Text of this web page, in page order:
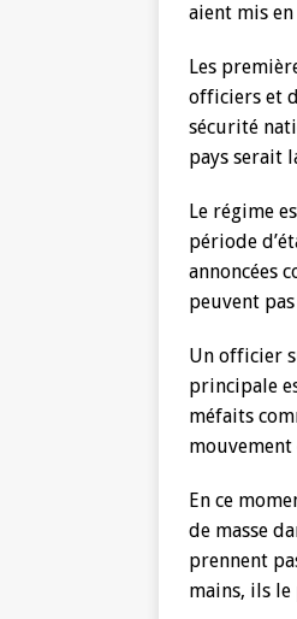
aient mis
Les
officiers et
sécurité
pays serait
Le régime
période
annoncées
peuvent
Un officier
principale
méfaits
En ce
de masse
prennent
mains, ils